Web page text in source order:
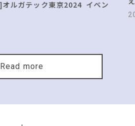
ルガテック東京2024 イベン
Read more